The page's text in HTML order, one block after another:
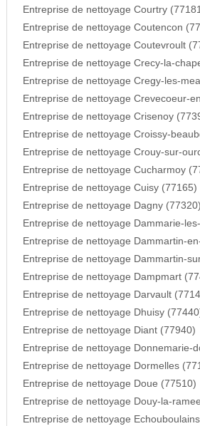
Entreprise de nettoyage Courtry
Entreprise de nettoyage Coutencon
Entreprise de nettoyage Coutevroult
Entreprise de nettoyage Crecy-la-
Entreprise de nettoyage Cregy-les-
Entreprise de nettoyage Crevecoeur-
Entreprise de nettoyage Crisenoy
Entreprise de nettoyage Croissy-
Entreprise de nettoyage Crouy-sur-
Entreprise de nettoyage Cucharmoy
Entreprise de nettoyage Cuisy (77165)
Entreprise de nettoyage Dagny (77320)
Entreprise de nettoyage Dammarie-
Entreprise de nettoyage Dammartin-
Entreprise de nettoyage Dammartin-
Entreprise de nettoyage Dampmart
Entreprise de nettoyage Darvault
Entreprise de nettoyage Dhuisy
Entreprise de nettoyage Diant (77940)
Entreprise de nettoyage Donnemarie-
Entreprise de nettoyage Dormelles
Entreprise de nettoyage Doue (77510)
Entreprise de nettoyage Douy-la-
Entreprise de nettoyage